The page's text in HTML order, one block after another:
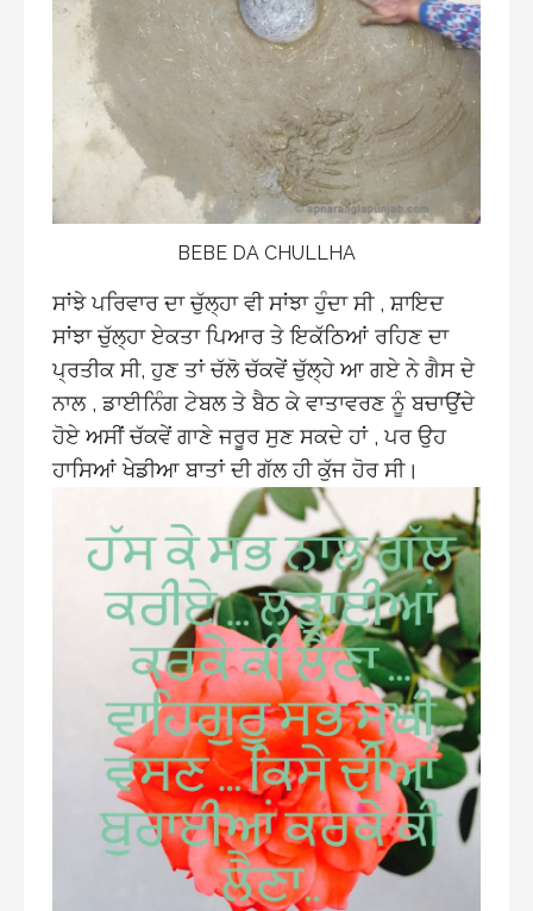
BEBE DA CHULLHA
ਸਾਂਝੇ ਪਰਿਵਾਰ ਦਾ ਚੁੱਲ੍ਹਾ ਵੀ ਸਾਂਝਾ ਹੁੰਦਾ ਸੀ , ਸ਼ਾਇਦ
ਸਾਂਝਾ ਚੁੱਲ੍ਹਾ ਏਕਤਾ ਪਿਆਰ ਤੇ ਇਕੱਠਿਆਂ ਰਹਿਣ ਦਾ
ਪ੍ਰਤੀਕ ਸੀ, ਹੁਣ ਤਾਂ ਚੱਲੋ ਚੱਕਵੇਂ ਚੁੱਲ੍ਹੇ ਆ ਗਏ ਨੇ ਗੈਸ ਦੇ
ਨਾਲ , ਡਾਈਨਿੰਗ ਟੇਬਲ ਤੇ ਬੈਠ ਕੇ ਵਾਤਾਵਰਣ ਨੂੰ ਬਚਾਉਂਦੇ
ਹੋਏ ਅਸੀਂ ਚੱਕਵੇਂ ਗਾਣੇ ਜਰੂਰ ਸੁਣ ਸਕਦੇ ਹਾਂ , ਪਰ ਉਹ
ਹਾਸਿਆਂ ਖੇਡੀਆ ਬਾਤਾਂ ਦੀ ਗੱਲ ਹੀ ਕੁੱਜ ਹੋਰ ਸੀ।